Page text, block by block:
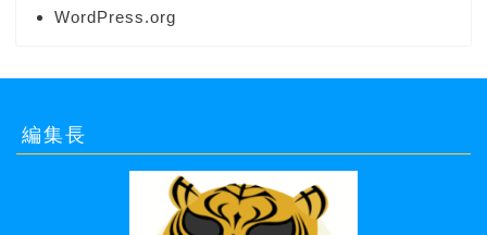
WordPress.org
編集長